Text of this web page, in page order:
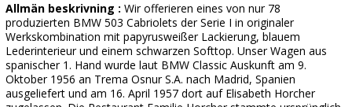
Allmän beskrivning : Wir offerieren eines von nur 78
produzierten BMW 503 Cabriolets der Serie I in originaler
Werkskombination mit papyrusweißer Lackierung, blauem
Lederinterieur und einem schwarzen Softtop. Unser Wagen aus
spanischer 1. Hand wurde laut BMW Classic Auskunft am 9.
Oktober 1956 an Trema Osnur S.A. nach Madrid, Spanien
ausgeliefert und am 16. April 1957 dort auf Elisabeth Horcher